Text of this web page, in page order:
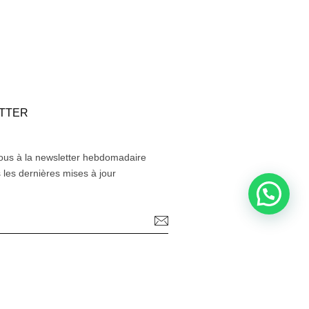
à la newsletter hebdomadaire
les dernières mises à jour